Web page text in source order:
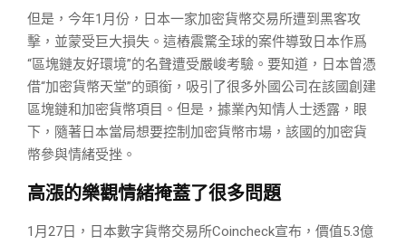
但是，今年1月份，日本一家加密貨幣交易所遭到黑客攻
擊，並蒙受巨大損失。這樁震驚全球的案件導致日本作爲
“區塊鏈友好環境”的名聲遭受嚴峻考驗。要知道，日本曾憑
借“加密貨幣天堂”的頭銜，吸引了很多外國公司在該國創建
區塊鏈和加密貨幣項目。但是，據業內知情人士透露，眼
下，隨著日本當局想要控制加密貨幣市場，該國的加密貨
幣參與情緒受挫。
高漲的樂觀情緒掩蓋了很多問題
1月27日，日本數字貨幣交易所Coincheck宣布，價值5.3億